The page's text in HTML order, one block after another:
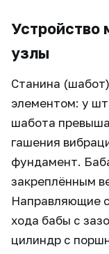
Устройство
узлы
Станина
элементом: у
шабота
гашения
фундамент.
закреплённым
Направляющие
хода бабы с
цилиндр с